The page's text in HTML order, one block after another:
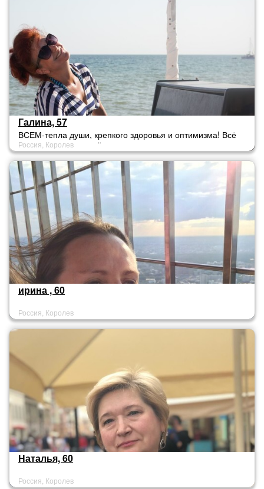
Галина, 57
ВСЕМ-тепла души, крепкого здоровья и оптимизма! Всё
хорошее БУДЕТ, ВСЁ СМОЖЕМ!
Россия, Королев
ирина , 60
Россия, Королев
Наталья, 60
Россия, Королев